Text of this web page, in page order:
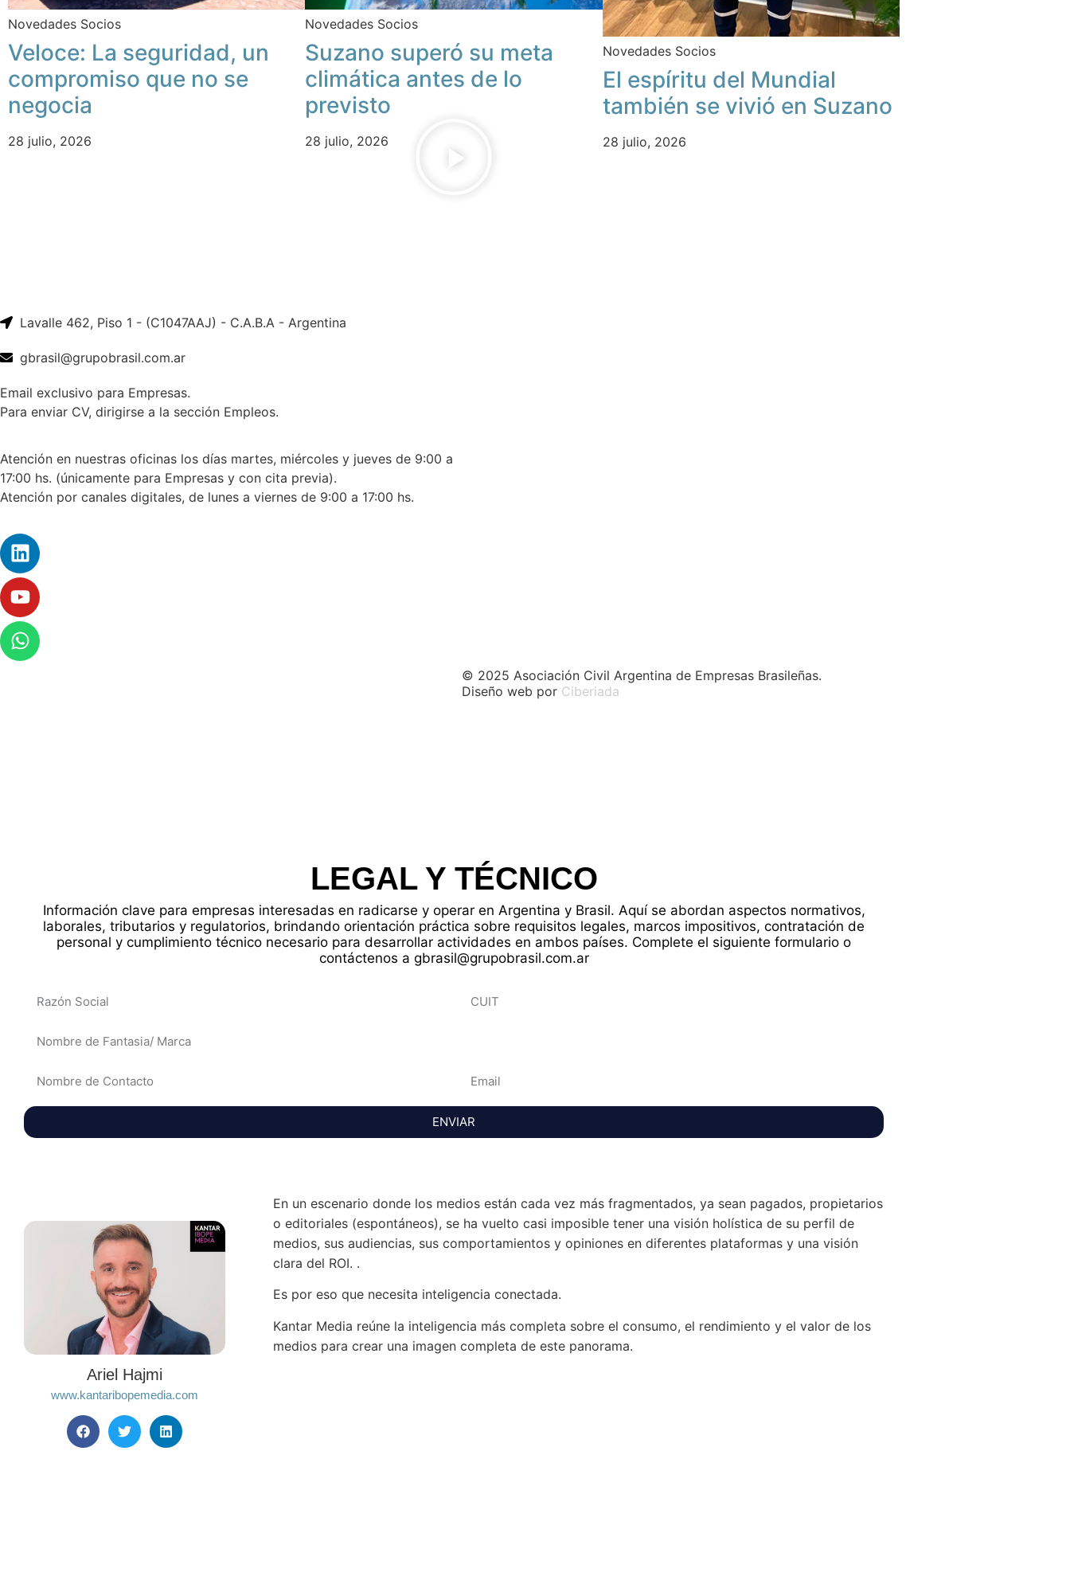
Novedades Socios
Veloce: La seguridad, un
compromiso que no se
negocia
28 julio, 2026
Novedades Socios
Suzano superó su meta
climática antes de lo
previsto
28 julio, 2026
Novedades Socios
El espíritu del Mundial
también se vivió en Suzano
28 julio, 2026
Lavalle 462, Piso 1 - (C1047AAJ) - C.A.B.A - Argentina
gbrasil@grupobrasil.com.ar
Email exclusivo para Empresas.
Para enviar CV, dirigirse a la sección Empleos.
Atención en nuestras oficinas los días martes, miércoles y jueves de 9:00 a
17:00 hs. (únicamente para Empresas y con cita previa).
Atención por canales digitales, de lunes a viernes de 9:00 a 17:00 hs.
© 2025 Asociación Civil Argentina de Empresas Brasileñas.
Diseño web por Ciberiada
LEGAL Y TÉCNICO
Información clave para empresas interesadas en radicarse y operar en Argentina y Brasil. Aquí se abordan aspectos normativos,
laborales, tributarios y regulatorios, brindando orientación práctica sobre requisitos legales, marcos impositivos, contratación de
personal y cumplimiento técnico necesario para desarrollar actividades en ambos países. Complete el siguiente formulario o
contáctenos a gbrasil@grupobrasil.com.ar
ENVIAR
Ariel Hajmi
www.kantaribopemedia.com
En un escenario donde los medios están cada vez más fragmentados, ya sean pagados, propietarios
o editoriales (espontáneos), se ha vuelto casi imposible tener una visión holística de su perfil de
medios, sus audiencias, sus comportamientos y opiniones en diferentes plataformas y una visión
clara del ROI. .
Es por eso que necesita inteligencia conectada.
Kantar Media reúne la inteligencia más completa sobre el consumo, el rendimiento y el valor de los
medios para crear una imagen completa de este panorama.